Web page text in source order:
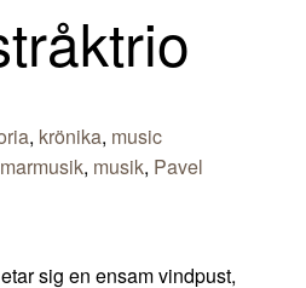
, krönika, music
, musik, Pavel
sig en ensam vindpust,